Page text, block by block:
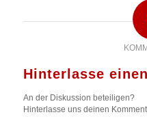
Hinterlasse
An der Diskussion beteiligen?
Hinterlasse uns deinen